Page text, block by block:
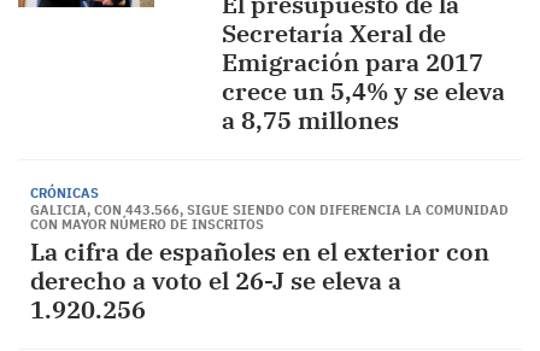
Secretaría Xeral de
Emigración para 2017
crece un 5,4% y se eleva
a 8,75 millones
CRÓNICAS
GALICIA, CON 443.566, SIGUE SIENDO CON DIFERENCIA LA COMUNIDAD
CON MAYOR NÚMERO DE INSCRITOS
La cifra de españoles en el exterior con
derecho a voto el 26-J se eleva a
1.920.256